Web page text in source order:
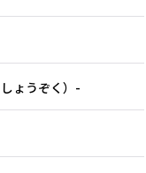
ょうぞく）-